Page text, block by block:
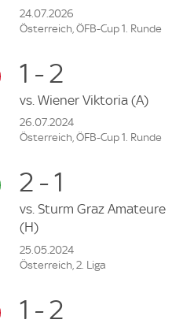
24.07.2026
Österreich, ÖFB-Cup 1. Runde
1 - 2
vs. Wiener Viktoria (A)
26.07.2024
Österreich, ÖFB-Cup 1. Runde
2 - 1
vs. Sturm Graz Amateure
(H)
25.05.2024
Österreich, 2. Liga
1 - 2